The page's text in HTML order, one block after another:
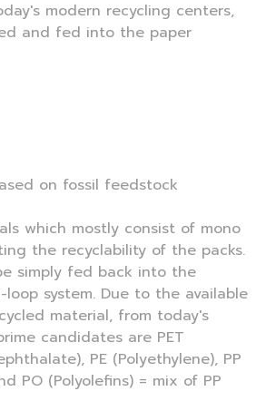
modern recycling centers,
and fed into the paper
on fossil feedstock
which mostly consist of mono
the recyclability of the packs.
simply fed back into the
system. Due to the available
material, from today's
candidates are PET
PE (Polyethylene), PP
PO (Polyolefins) = mix of PP